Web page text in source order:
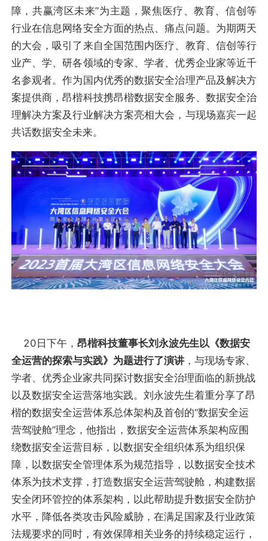
障，共赢湾区未来”为主题，聚焦医疗、教育、信创等
行业在信息网络安全方面的热点、痛点问题。为期两天
的大会，吸引了来自全国范围内医疗、教育、信创等行
业产、学、研各领域的专家、学者、优秀企业家等近千
名参观者。作为国内优秀的数据安全治理产品及解决方
案提供商，昂楷科技携昂楷数据安全服务、数据安全治
理解决方案及行业解决方案亮相大会，与现场嘉宾一起
共话数据安全未来。
20日下午， 昂楷科技董事长刘永波先生以《数据安
全运营的探索与实践》为题进行了演讲，与现场专家、
学者、优秀企业家共同探讨数据安全治理面临的新挑战
以及数据安全运营落地实践。刘永波先生着重分享了昂
楷的数据安全运营体系总体架构及首创的“数据安全运
营驾驶舱”理念，他指出，数据安全运营体系架构应围
绕数据安全运营目标，以数据安全组织体系为组织保
障，以数据安全管理体系为规范指导，以数据安全技术
体系为技术支撑，打造数据安全运营驾驶舱，构建数据
安全闭环管控的体系架构，以此帮助提升数据安全防护
水平，降低各类攻击风险威胁，在满足国家及行业政策
法规要求的同时，有效保障相关业务的持续稳定运行，